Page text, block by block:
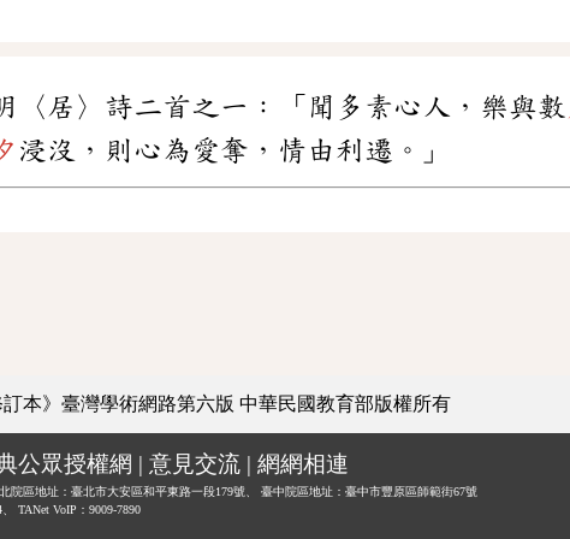
〈居〉詩二首之一：「聞多素心人，樂與數
浸沒，則心為愛奪，情由利遷。」
訂本》臺灣學術網路第六版 中華民國教育部版權所有
公眾授權網 | 意見交流 | 網網相連
院區地址：臺北市大安區和平東路一段179號、
臺中院區地址：臺中市豐原區師範街67號
TANet VoIP：9009-7890